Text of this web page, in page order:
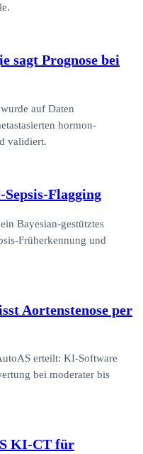
sagt Prognose bei
auf Daten
hormon-
validiert.
Flagging
Bayesian-gestütztes
Früherkennung und
Aortenstenose per
erteilt: KI-Software
bei moderater bis
KI-CT für